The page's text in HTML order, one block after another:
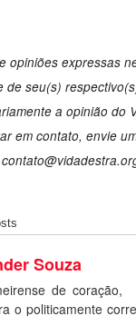
opiniões expressas
de seu(s)
a opinião do
em contato, envie
Souza
de coração,
o politicamente